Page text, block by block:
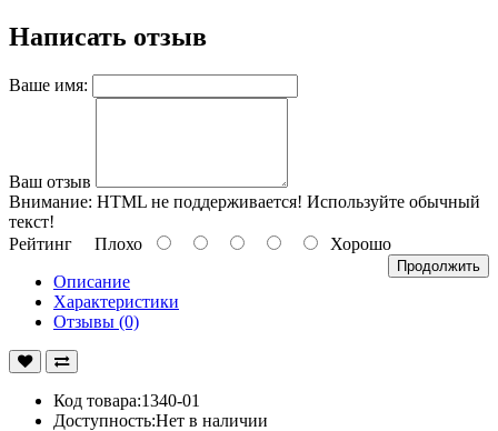
Написать отзыв
Ваше имя:
Ваш отзыв
Внимание: HTML не поддерживается! Используйте обычный
текст!
Рейтинг Плохо Хорошо
Продолжить
Описание
Характеристики
Отзывы (0)
Код товара:1340-01
Доступность:Нет в наличии